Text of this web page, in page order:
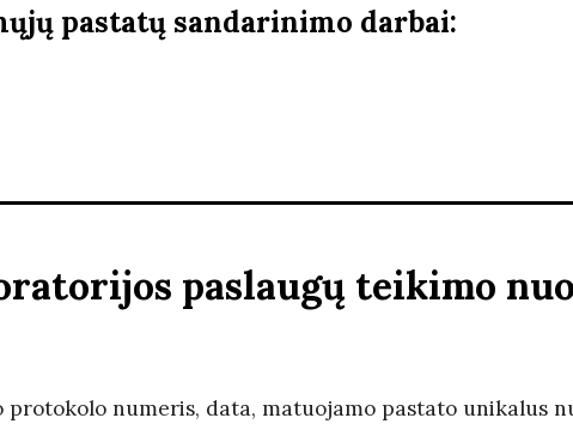
pastatų sandarinimo darbai:
paslaugų teikimo
protokolo numeris, data, matuojamo pastato unikalus